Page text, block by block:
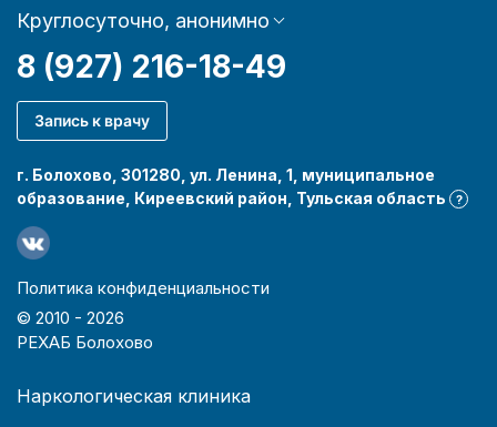
Круглосуточно, анонимно
8 (927) 216-18-49
Запись к врачу
г. Болохово, 301280, ул. Ленина, 1, муниципальное
образование, Киреевский район, Тульская область
?
Политика конфиденциальности
© 2010 - 2026
РЕХАБ Болохово
Наркологическая клиника